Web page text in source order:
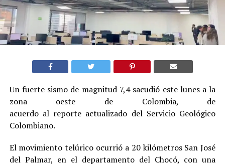
Un fuerte sismo de magnitud 7,4 sacudió este lunes a la
zona oeste de Colombia, de
acuerdo al reporte actualizado del Servicio Geológico
Colombiano.
El movimiento telúrico ocurrió a 20 kilómetros San José
del Palmar, en el departamento del Chocó, con una